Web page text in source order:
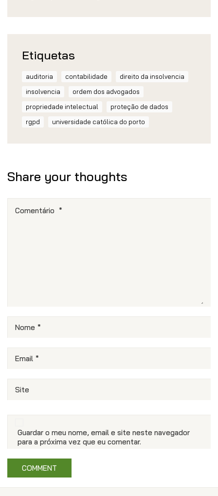
Etiquetas
auditoria contabilidade
direito da insolvencia
insolvencia
ordem dos advogados
propriedade intelectual
proteção de dados
rgpd
universidade católica do porto
Share your thoughts
Comentário *
Nome *
Email *
Site
Guardar o meu nome, email e site neste navegador
para a próxima vez que eu comentar.